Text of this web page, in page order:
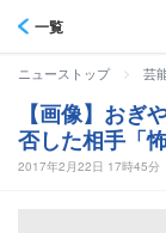
一覧
ニューストップ > 芸
【画像】おぎ
否した相手「
2017年2月22日 17時45分